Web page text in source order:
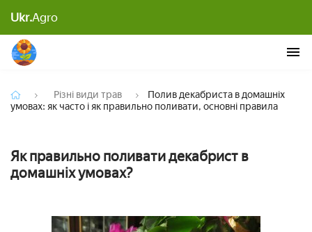
Ukr.Agroяк правильно поливати, основні правила
Різні види трав
Полив декабриста в домашніх
умовах: як часто і як правильно поливати, основні правила
Як правильно поливати декабрист в
домашніх умовах?